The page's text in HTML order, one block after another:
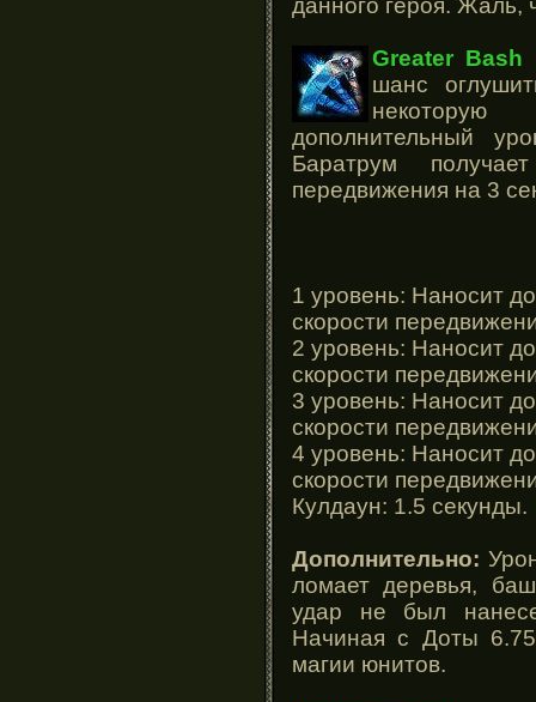
Greater Bash
шанс
дополнительный
Баратрум
передвижения на 3
1 уровень: Наносит
скорости
2 уровень: Наносит
скорости
3 уровень: Наносит
скорости
4 уровень: Наносит
скорости
Кулдаун: 1.5 секунды.
Дополнительно:
ломает деревья,
удар не был
Начиная с Доты
магии юнитов.